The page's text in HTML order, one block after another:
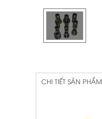
CHI TIẾT SẢN PHẨM